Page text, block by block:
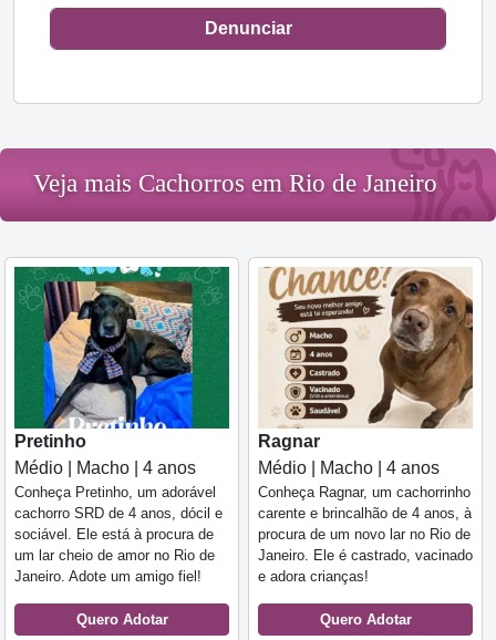
Denunciar
Veja mais Cachorros em Rio de Janeiro
Pretinho
Médio | Macho | 4 anos
Conheça Pretinho, um adorável
cachorro SRD de 4 anos, dócil e
sociável. Ele está à procura de
um lar cheio de amor no Rio de
Janeiro. Adote um amigo fiel!
Quero Adotar
Ragnar
Médio | Macho | 4 anos
Conheça Ragnar, um cachorrinho
carente e brincalhão de 4 anos, à
procura de um novo lar no Rio de
Janeiro. Ele é castrado, vacinado
e adora crianças!
Quero Adotar